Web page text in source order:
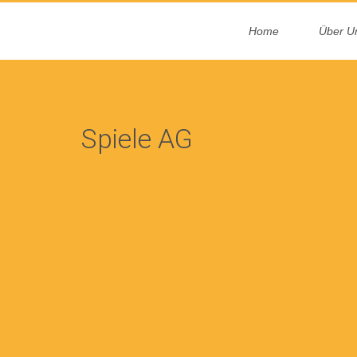
Home Über
Spiele AG